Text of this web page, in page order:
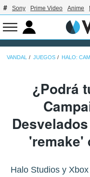
Sony Prime Video Anime
VANDAL JUEGOS HALO:
¿Podrá
'remake'
Halo Studios y